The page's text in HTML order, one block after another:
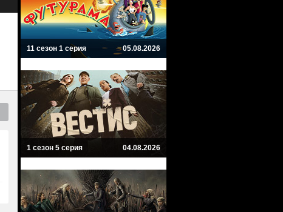
11 сезон 1 серия 05.08.2026
1 сезон 5 серия 04.08.2026